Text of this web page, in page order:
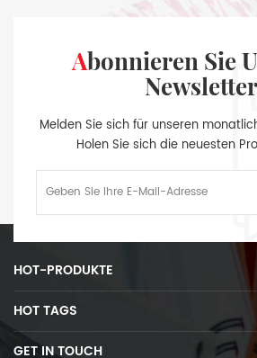
Abonnieren Sie Unseren
Newsletter
Melden Sie sich für unseren
Holen Sie sich die neuesten
HOT-PRODUKTE
HOT TAGS
GET IN TOUCH